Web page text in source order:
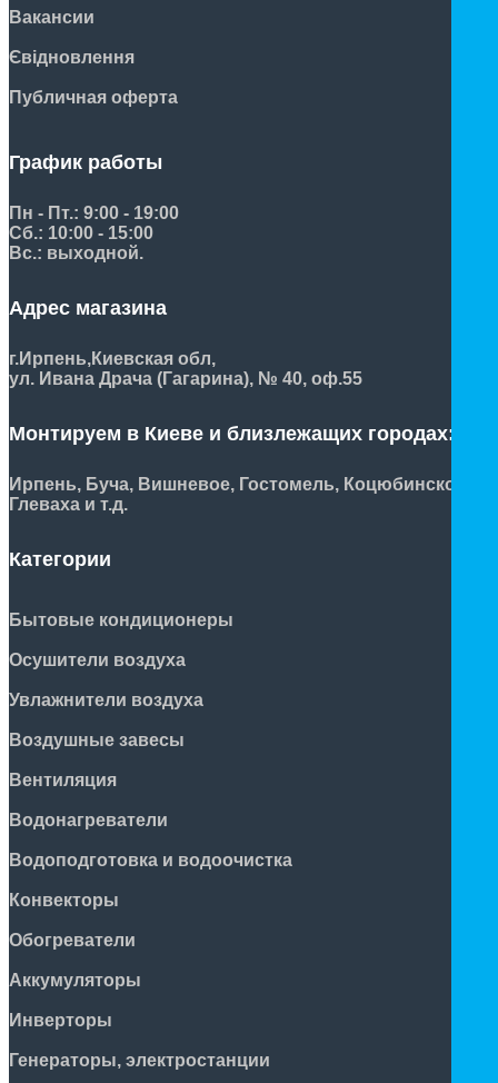
Вакансии
Євідновлення
Публичная оферта
График работы
Пн - Пт.: 9:00 - 19:00
Сб.: 10:00 - 15:00
Вс.: выходной.
Адрес магазина
г.Ирпень,Киевская обл,
ул. Ивана Драча (Гагарина), № 40, оф.55
Монтируем в Киеве и близлежащих городах:
Ирпень, Буча, Вишневое, Гостомель, Коцюбинское,
Глеваха и т.д.
Категории
Бытовые кондиционеры
Осушители воздуха
Увлажнители воздуха
Воздушные завесы
Вентиляция
Водонагреватели
Водоподготовка и водоочистка
Конвекторы
Обогреватели
Аккумуляторы
Инверторы
Генераторы, электростанции